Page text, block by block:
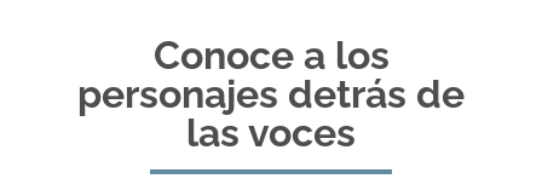
Conoce a los
personajes detrás de
las voces